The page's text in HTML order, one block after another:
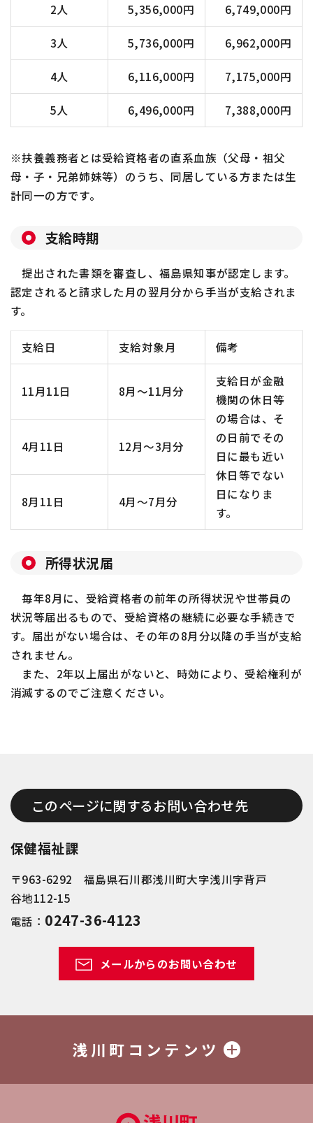
2人 5,356,000円 6,749,000円
3人 5,736,000円 6,962,000円
4人 6,116,000円 7,175,000円
5人 6,496,000円 7,388,000円
※扶養義務者とは受給資格者の直系血族（父母・祖父
母・子・兄弟姉妹等）のうち、同居している方または生
計同一の方です。
支給時期
提出された書類を審査し、福島県知事が認定します。
認定されると請求した月の翌月分から手当が支給されま
す。
支給日 支給対象月 備考
11月11日 8月～11月分
支給日が金融
機関の休日等
の場合は、そ
の日前でその
日に最も近い
休日等でない
日になりま
す。
4月11日 12月～3月分
8月11日 4月～7月分
所得状況届
毎年8月に、受給資格者の前年の所得状況や世帯員の
状況等届出るもので、受給資格の継続に必要な手続きで
す。届出がない場合は、その年の8月分以降の手当が支給
されません。
また、2年以上届出がないと、時効により、受給権利が
消滅するのでご注意ください。
このページに関するお問い合わせ先
保健福祉課
〒963-6292 福島県石川郡浅川町大字浅川字背戸
谷地112-15
電話： 0247-36-4123
メールからのお問い合わせ
浅川町コンテンツ